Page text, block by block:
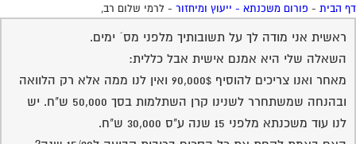
אודה אם תוכל לכוון לאיזה בנק גם מבחינת יציאות או מיחזור וכו´.
01-11-2005 11:22:00 רמי טוטאי
אין באפשרותי להנחות אתכם לבנק ספצפי ,אך מה שכתבתי עומד
בעינו .